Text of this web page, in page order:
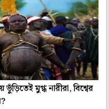
মুগ্ধ নারীরা, বিশ্বের